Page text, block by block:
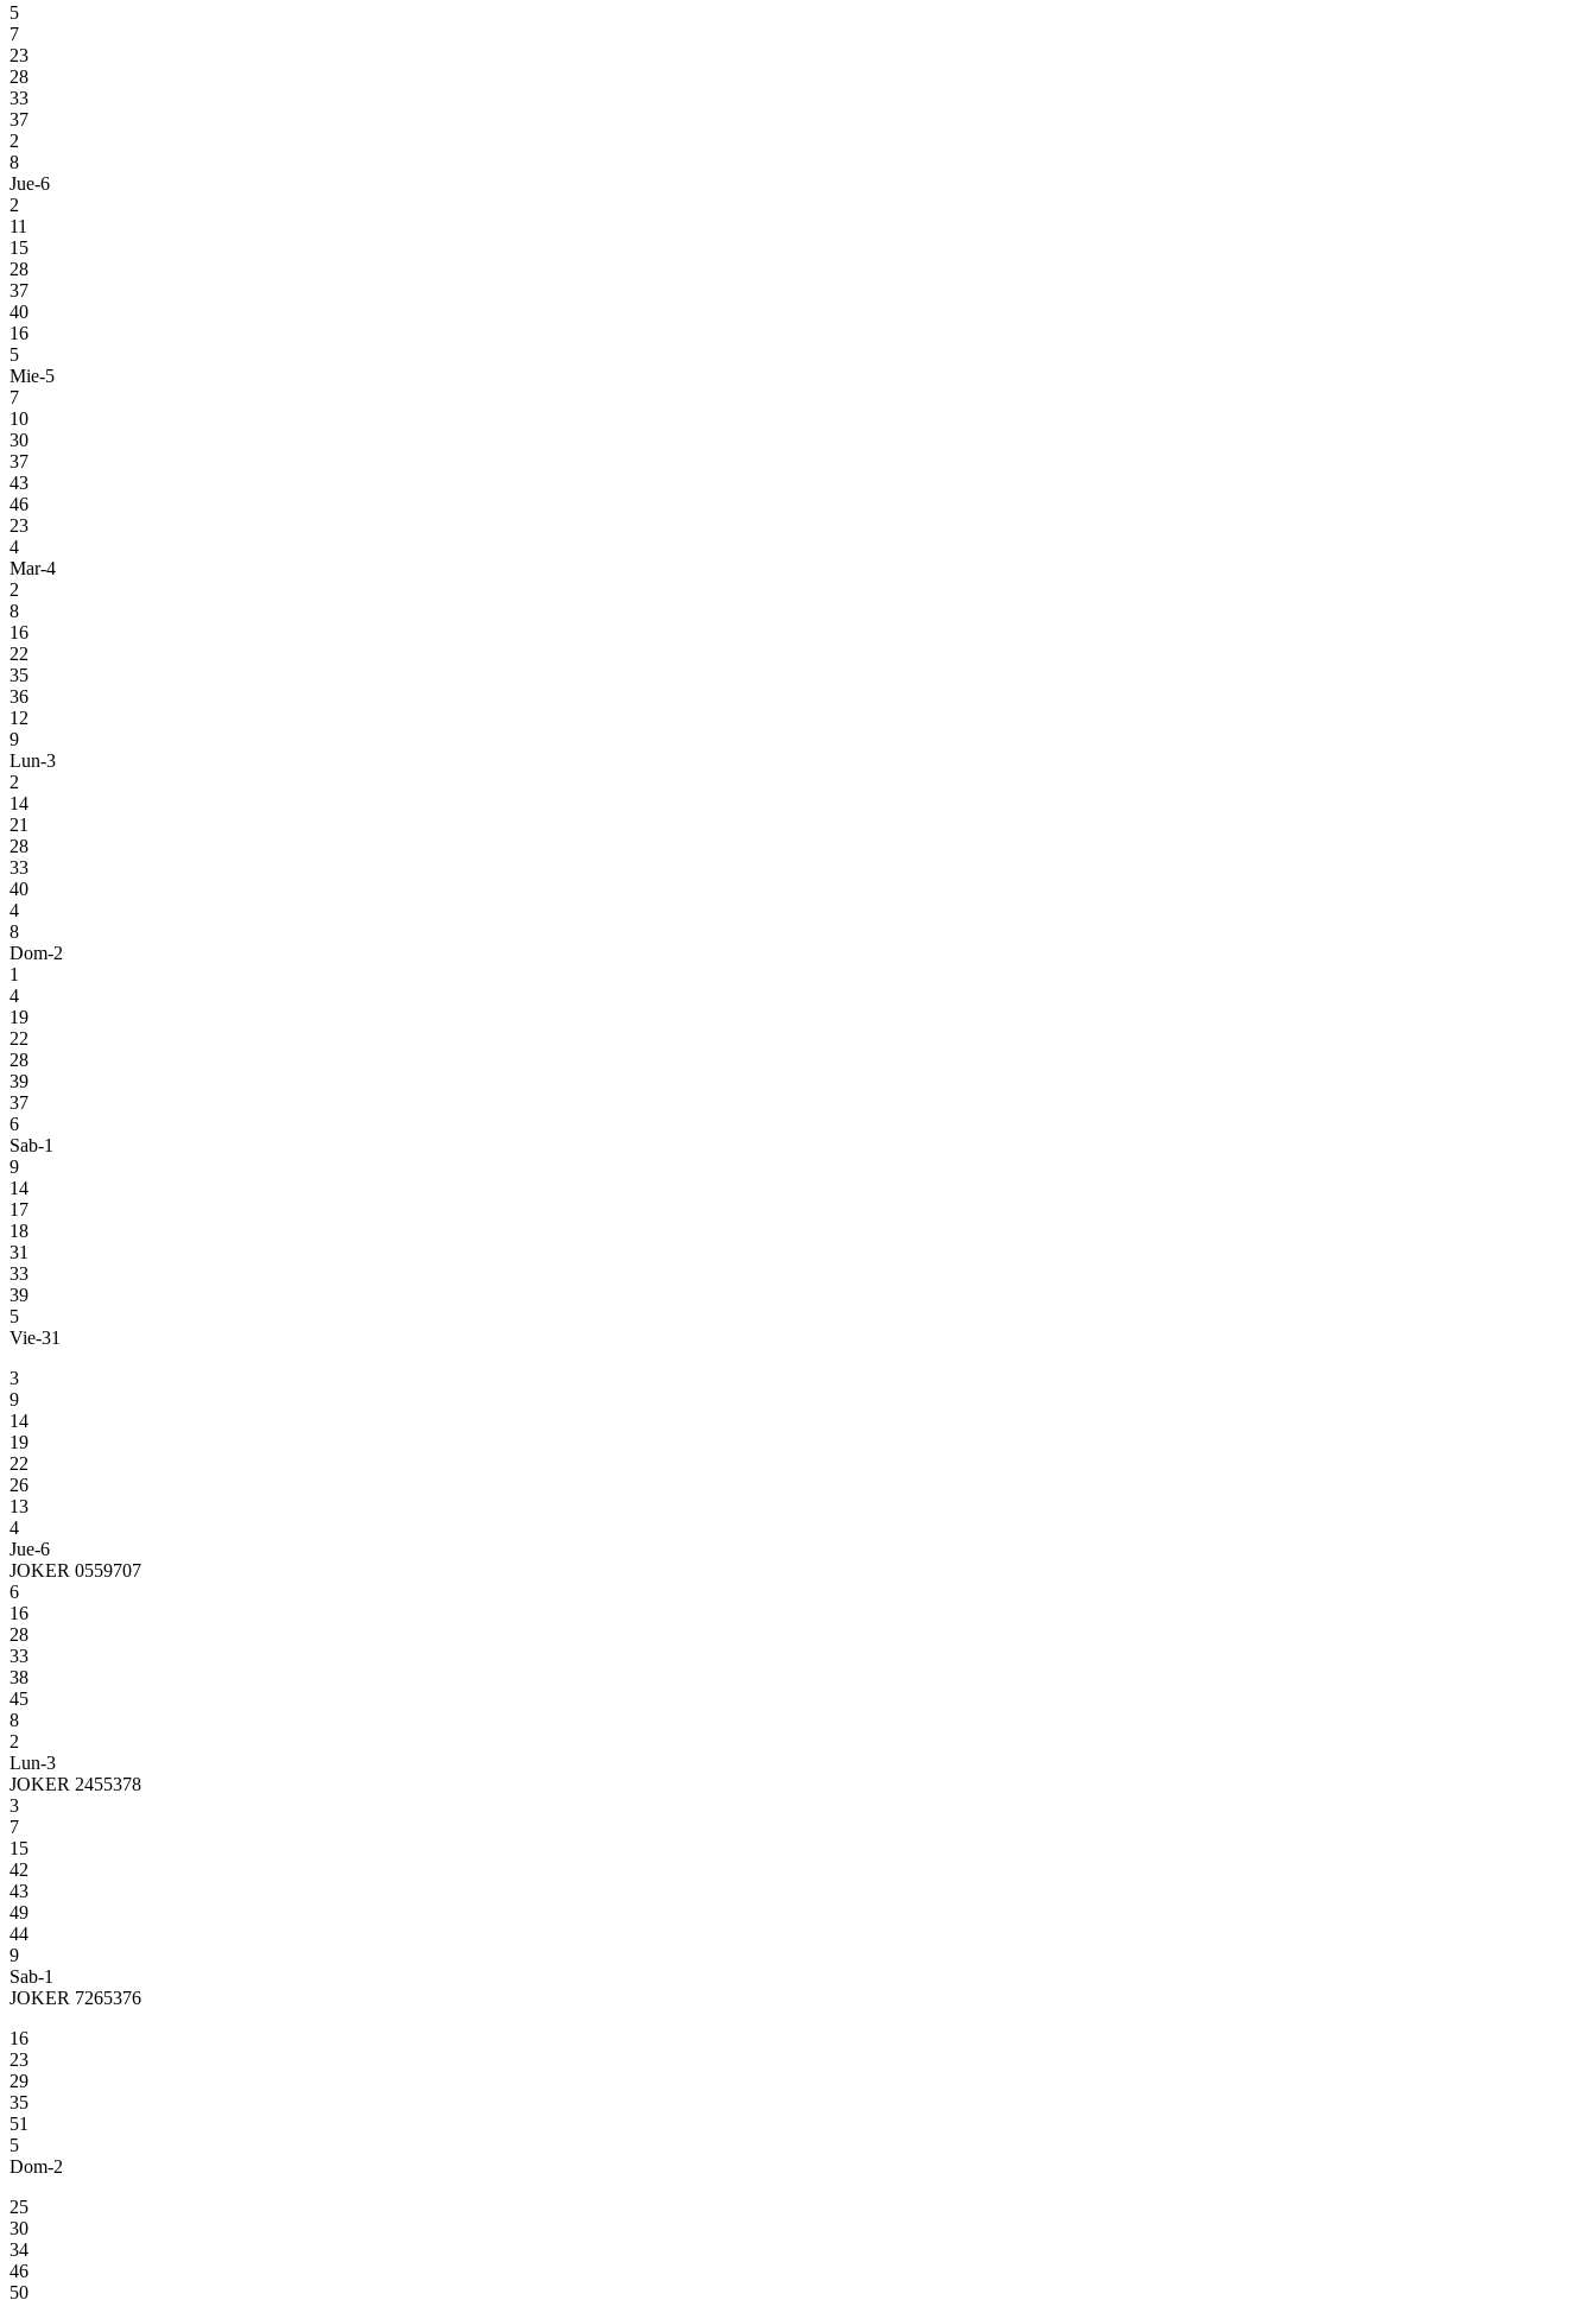
5
7
23
28
33
37
2
8
Jue-6
2
11
15
28
37
40
16
5
Mie-5
7
10
30
37
43
46
23
4
Mar-4
2
8
16
22
35
36
12
9
Lun-3
2
14
21
28
33
40
4
8
Dom-2
1
4
19
22
28
39
37
6
Sab-1
9
14
17
18
31
33
39
5
Vie-31
3
9
14
19
22
26
13
4
Jue-6
JOKER 0559707
6
16
28
33
38
45
8
2
Lun-3
JOKER 2455378
3
7
15
42
43
49
44
9
Sab-1
JOKER 7265376
16
23
29
35
51
5
Dom-2
25
30
34
46
50